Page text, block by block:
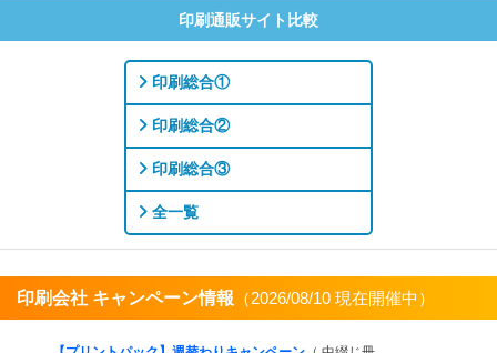
印刷通販サイト比較
印刷総合①
印刷総合②
印刷総合③
全一覧
印刷会社 キャンペーン情報 （2026/08/10 現在開催中）